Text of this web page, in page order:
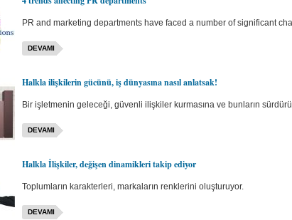
PR and marketing departments have faced a number of significant
DEVAMI
Halkla ilişkilerin gücünü, iş dünyasına nasıl anlatsak!
Bir işletmenin geleceği, güvenli ilişkiler kurmasına ve bunların
DEVAMI
Halkla İlişkiler, değişen dinamikleri takip ediyor
Toplumların karakterleri, markaların renklerini oluşturuyor.
DEVAMI